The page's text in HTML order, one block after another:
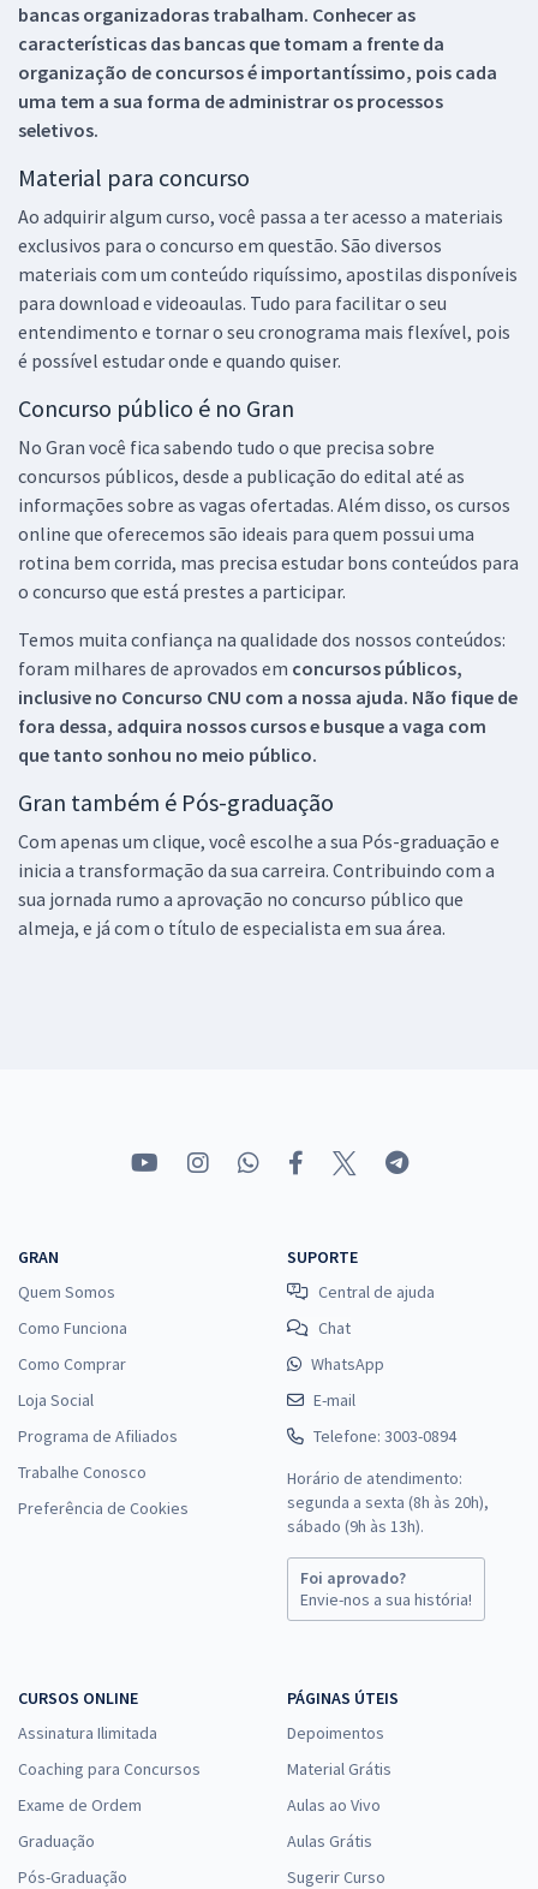
bancas organizadoras trabalham. Conhecer as
características das bancas que tomam a frente da
organização de concursos é importantíssimo, pois cada
uma tem a sua forma de administrar os processos
seletivos.
Material para concurso
Ao adquirir algum curso, você passa a ter acesso a materiais
exclusivos para o concurso em questão. São diversos
materiais com um conteúdo riquíssimo, apostilas disponíveis
para download e videoaulas. Tudo para facilitar o seu
entendimento e tornar o seu cronograma mais flexível, pois
é possível estudar onde e quando quiser.
Concurso público é no Gran
No Gran você fica sabendo tudo o que precisa sobre
concursos públicos, desde a publicação do edital até as
informações sobre as vagas ofertadas. Além disso, os cursos
online que oferecemos são ideais para quem possui uma
rotina bem corrida, mas precisa estudar bons conteúdos para
o concurso que está prestes a participar.
Temos muita confiança na qualidade dos nossos conteúdos:
foram milhares de aprovados em concursos públicos,
inclusive no Concurso CNU com a nossa ajuda. Não fique de
fora dessa, adquira nossos cursos e busque a vaga com
que tanto sonhou no meio público.
Gran também é Pós-graduação
Com apenas um clique, você escolhe a sua Pós-graduação e
inicia a transformação da sua carreira. Contribuindo com a
sua jornada rumo a aprovação no concurso público que
almeja, e já com o título de especialista em sua área.
GRAN
Quem Somos
Como Funciona
Como Comprar
Loja Social
Programa de Afiliados
Trabalhe Conosco
Preferência de Cookies
SUPORTE
Central de ajuda
Chat
WhatsApp
E-mail
Telefone: 3003-0894
Horário de atendimento:
segunda a sexta (8h às 20h),
sábado (9h às 13h).
Foi aprovado?
Envie-nos a sua história!
CURSOS ONLINE
Assinatura Ilimitada
Coaching para Concursos
Exame de Ordem
Graduação
Pós-Graduação
PÁGINAS ÚTEIS
Depoimentos
Material Grátis
Aulas ao Vivo
Aulas Grátis
Sugerir Curso